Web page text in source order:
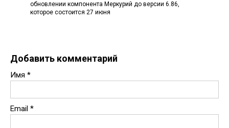
обновлении компонента Меркурий до версии 6.86,
которое состоится 27 июня
Добавить комментарий
Имя *
Email *